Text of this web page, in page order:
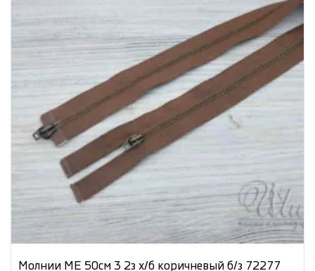
Молнии МЕ 50см 3 2з х/б коричневый б/з 72277